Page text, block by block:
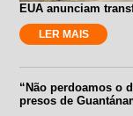
EUA anunciam
LER MAIS
“Não perdoamos o
presos de